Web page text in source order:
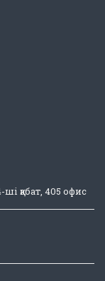
қабат, 405 офис